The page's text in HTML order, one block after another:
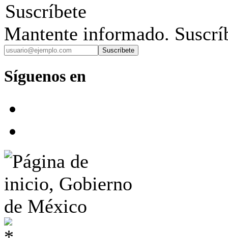
Suscríbete
Mantente informado.
Suscríbete
Síguenos en